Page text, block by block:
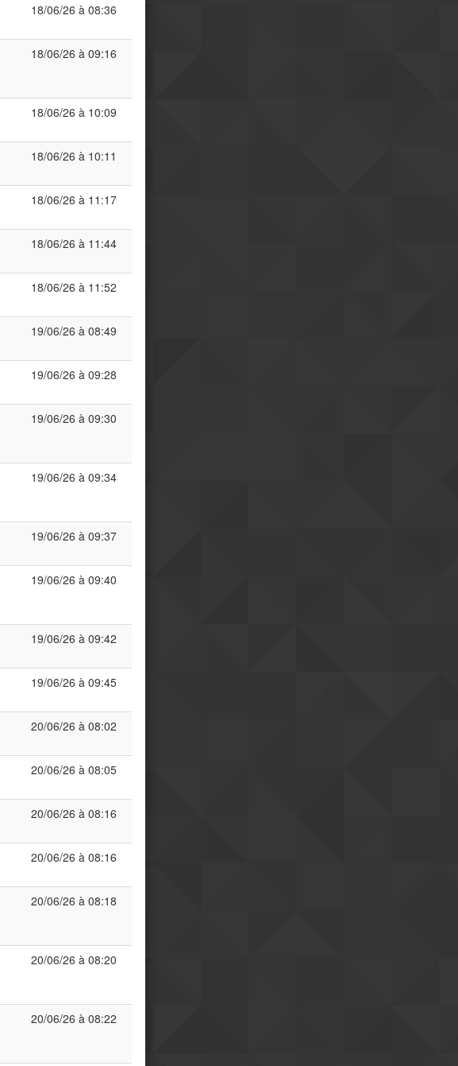
18/06/26 à 08:36
18/06/26 à 09:16
18/06/26 à 10:09
18/06/26 à 10:11
18/06/26 à 11:17
18/06/26 à 11:44
18/06/26 à 11:52
19/06/26 à 08:49
19/06/26 à 09:28
19/06/26 à 09:30
19/06/26 à 09:34
19/06/26 à 09:37
19/06/26 à 09:40
19/06/26 à 09:42
19/06/26 à 09:45
20/06/26 à 08:02
20/06/26 à 08:05
20/06/26 à 08:16
20/06/26 à 08:16
20/06/26 à 08:18
20/06/26 à 08:20
20/06/26 à 08:22